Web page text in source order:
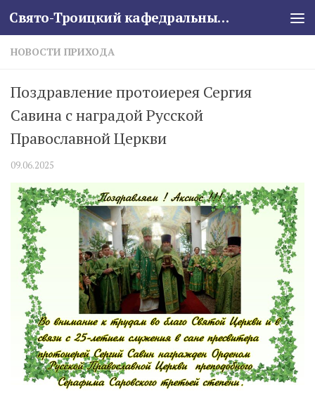
Skip to content Свято-Троицкий кафедральный собор
НОВОСТИ ПРИХОДА
Поздравление протоиерея Сергия
Савина с наградой Русской
Православной Церкви
09.06.2025